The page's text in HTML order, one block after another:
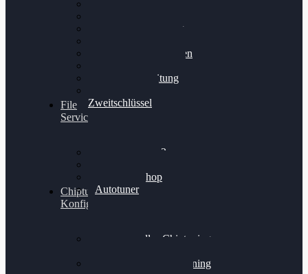
Getriebeoptimierung
Bremsscheiben planen
Felgenaufbereitung
Zweitschlüssel
File
Service
Alientech Kess3
Alientech Shop
Autotuner
Chiptuning
Konfigurator
Professionelles Chiptuning
Professionelles Chiptuning